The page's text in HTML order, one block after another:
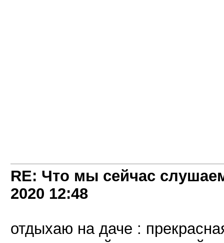
RE: Что мы сейчас
2020 12:48
отдыхаю на даче :